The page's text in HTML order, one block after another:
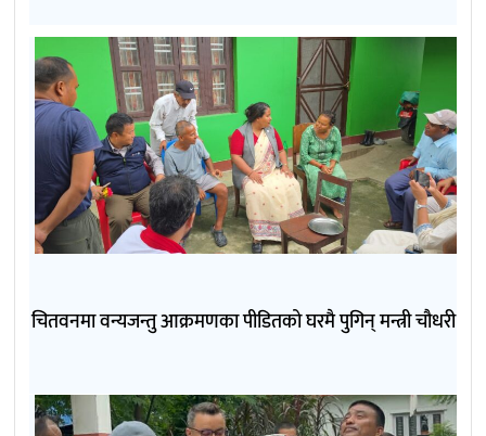
चितवनमा वन्यजन्तु आक्रमणका पीडितको घरमै पुगिन् मन्त्री चौधरी